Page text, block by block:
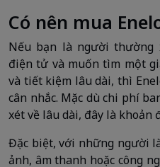
Có nên mua
Nếu bạn là người thường
điện tử và muốn tìm một
và tiết kiệm lâu dài, thì
cân nhắc. Mặc dù chi phí
xét về lâu dài, đây là khoản
Đặc biệt, với những người
ảnh, âm thanh hoặc công